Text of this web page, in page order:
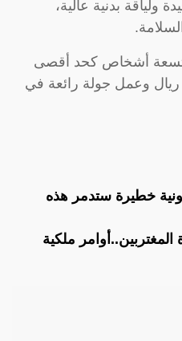
ولياقة بدنية عالية،
أشخاص كحد أقصى
لمدة نصف ساعة بسعر 150 ريال وعمل جولة رائعة في
خطيرة ستدمر هذه
المغتربين..أوامر ملكية